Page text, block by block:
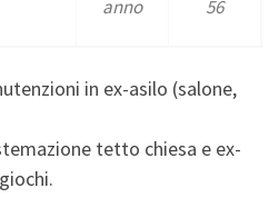
anno
56
in ex-asilo (salone,
tetto chiesa e ex-